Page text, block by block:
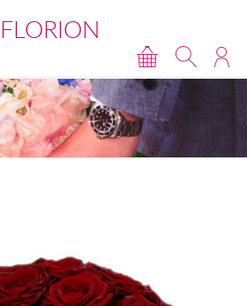
FLORION